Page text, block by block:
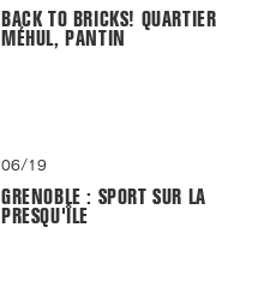
BACK TO BRICKS! QUARTIER
MÉHUL, PANTIN
06/19
GRENOBLE : SPORT SUR LA
PRESQU'ÎLE